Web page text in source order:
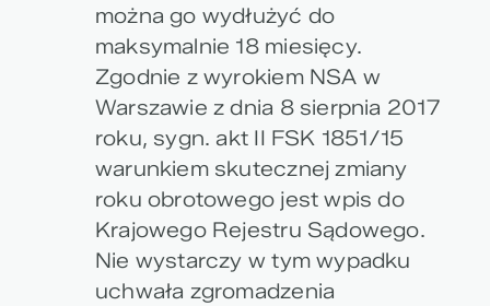
można go wydłużyć do
maksymalnie 18 miesięcy.
Zgodnie z wyrokiem NSA w
Warszawie z dnia 8 sierpnia 2017
roku, sygn. akt II FSK 1851/15
warunkiem skutecznej zmiany
roku obrotowego jest wpis do
Krajowego Rejestru Sądowego.
Nie wystarczy w tym wypadku
uchwała zgromadzenia